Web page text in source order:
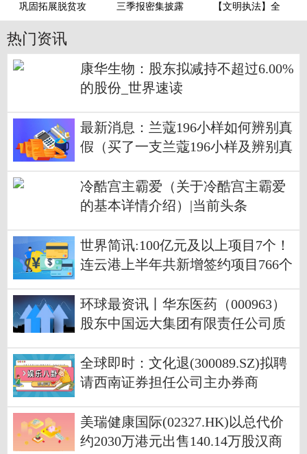
巩固拓展脱贫攻 三季报密集披露 【文明执法】全
热门资讯
康华生物：股东拟减持不超过6.00%
的股份_世界速读
最新消息：兰蔻196小样如何辨别真
假（买了一支兰蔻196小样及辨别真
冷酷宫主霸爱（关于冷酷宫主霸爱
的基本详情介绍）|当前头条
世界简讯:100亿元及以上项目7个！
连云港上半年共新增签约项目766个
环球最资讯丨华东医药（000963）
股东中国远大集团有限责任公司质
全球即时：文化退(300089.SZ)拟聘
请西南证券担任公司主办券商
美瑞健康国际(02327.HK)以总代价
约2030万港元出售140.14万股汉商